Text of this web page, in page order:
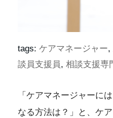
tags: ケアマネージャー,
談員支援員, 相談支援専
「ケアマネージャーに
なる方法は？」と、ケ